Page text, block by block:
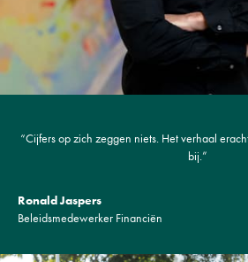
“Cijfers op zich zeggen niets. Het verhaal
bij.”
Ronald Jaspers
Beleidsmedewerker Financiën